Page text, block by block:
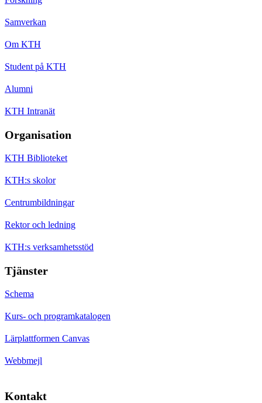
Samverkan
Om KTH
Student på KTH
Alumni
KTH Intranät
Organisation
KTH Biblioteket
KTH:s skolor
Centrumbildningar
Rektor och ledning
KTH:s verksamhetsstöd
Tjänster
Schema
Kurs- och programkatalogen
Lärplattformen Canvas
Webbmejl
Kontakt